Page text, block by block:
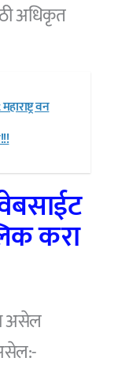
अधिकृत
वन
करा
असेल